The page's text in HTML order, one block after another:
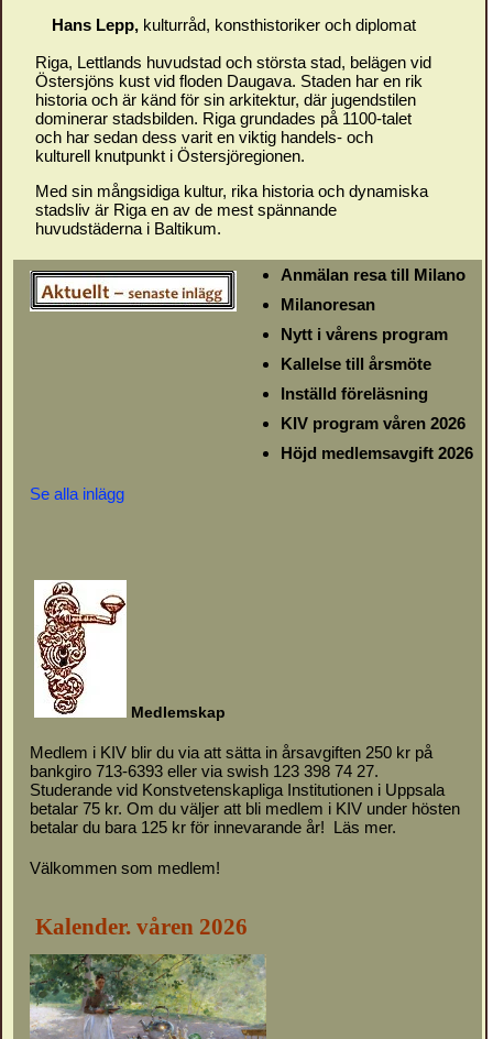
Hans Lepp, kulturråd, konsthistoriker och diplomat
Riga, Lettlands huvudstad och största stad, belägen vid
Östersjöns kust vid floden Daugava. Staden har en rik
historia och är känd för sin arkitektur, där jugendstilen
dominerar stadsbilden. Riga grundades på 1100-talet
och har sedan dess varit en viktig handels- och
kulturell knutpunkt i Östersjöregionen.
Med sin mångsidiga kultur, rika historia och dynamiska
stadsliv är Riga en av de mest spännande
huvudstäderna i Baltikum.
Anmälan resa till Milano
Milanoresan
Nytt i vårens program
Kallelse till årsmöte
Inställd föreläsning
KIV program våren 2026
Höjd medlemsavgift 2026
Se alla inlägg
Medlemskap
Medlem i KIV blir du via att sätta in årsavgiften 250 kr på
bankgiro 713-6393 eller via swish 123 398 74 27.
Studerande vid Konstvetenskapliga Institutionen i Uppsala
betalar 75 kr. Om du väljer att bli medlem i KIV under hösten
betalar du bara 125 kr för innevarande år! Läs mer.
Välkommen som medlem!
Kalender. våren 2026